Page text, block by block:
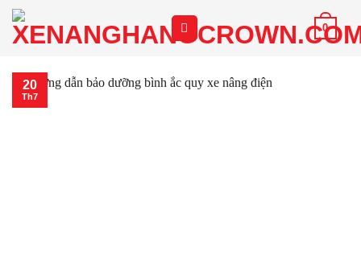
Chuyển
đến
dung
0
20
Th7